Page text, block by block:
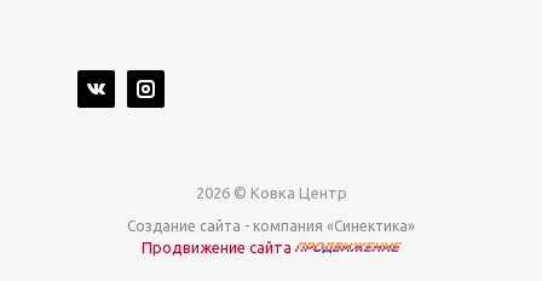
2026 © Ковка Центр
Создание сайта - компания «Синектика»
Продвижение сайта